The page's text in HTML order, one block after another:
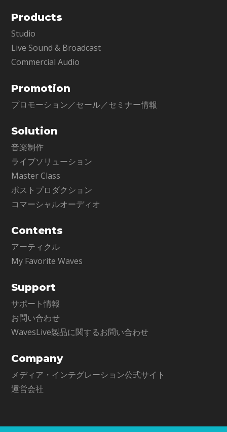
Products
Studio
Live Sound & Broadcast
Commercial Audio
Promotion
プロモーション／セール／セミナー情報
Solution
音楽制作
ライブソリューション
Master Class
ポストプロダクション
コマーシャルオーディオ
Contents
アーティクル
My Favorite Waves
Support
サポート情報
お問い合わせ
WavesLive製品に関するお問い合わせ
Company
メディア・インテグレーション公式サイト
運営会社